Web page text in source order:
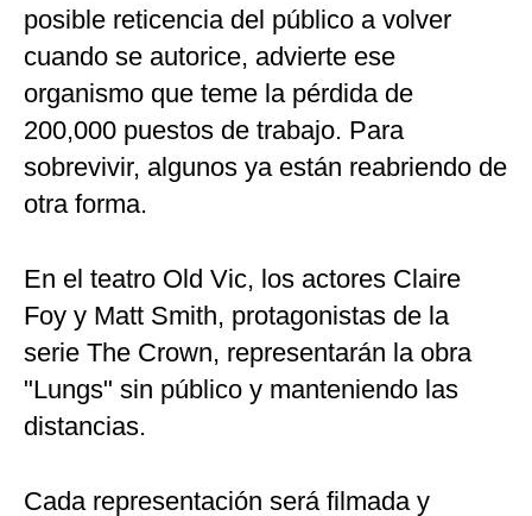
posible reticencia del público a volver
cuando se autorice, advierte ese
organismo que teme la pérdida de
200,000 puestos de trabajo. Para
sobrevivir, algunos ya están reabriendo de
otra forma.
En el teatro Old Vic, los actores Claire
Foy y Matt Smith, protagonistas de la
serie The Crown, representarán la obra
"Lungs" sin público y manteniendo las
distancias.
Cada representación será filmada y